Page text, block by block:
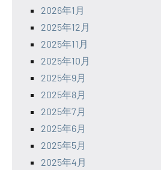
2026年1月
2025年12月
2025年11月
2025年10月
2025年9月
2025年8月
2025年7月
2025年6月
2025年5月
2025年4月